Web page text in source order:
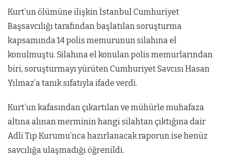
Kurt’un ölümüne ilişkin İstanbul Cumhuriyet
Başsavcılığı tarafından başlatılan soruşturma
kapsamında 14 polis memurunun silahına el
konulmuştu. Silahına el konulan polis memurlarından
biri, soruşturmayı yürüten Cumhuriyet Savcısı Hasan
Yılmaz’a tanık sıfatıyla ifade verdi.
Kurt’un kafasından çıkartılan ve mühürle muhafaza
altına alınan merminin hangi silahtan çıktığına dair
Adli Tıp Kurumu’nca hazırlanacak raporun ise henüz
savcılığa ulaşmadığı öğrenildi.